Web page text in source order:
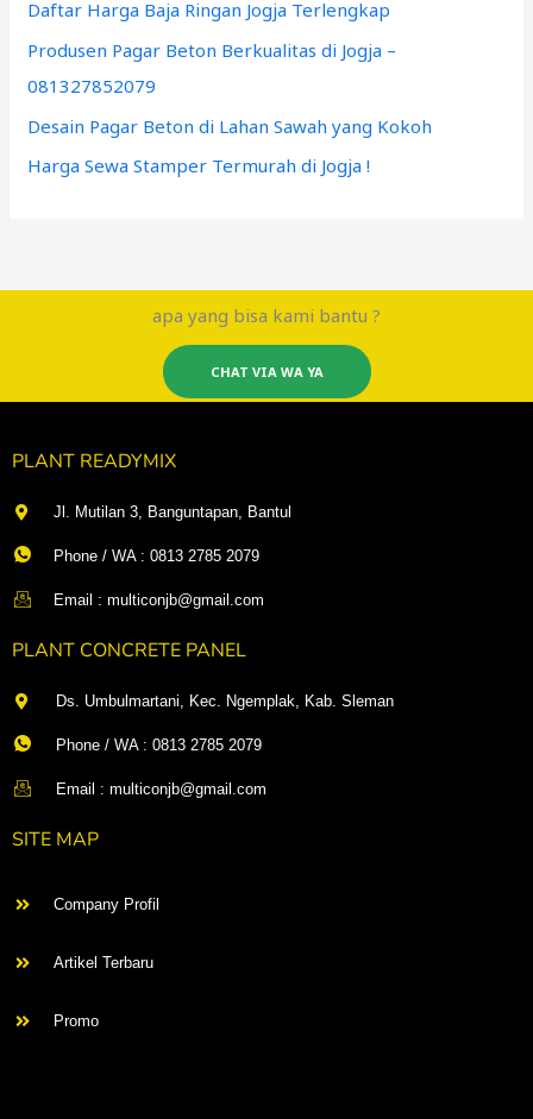
Daftar Harga Baja Ringan Jogja Terlengkap
Produsen Pagar Beton Berkualitas di Jogja –
081327852079
Desain Pagar Beton di Lahan Sawah yang Kokoh
Harga Sewa Stamper Termurah di Jogja !
apa yang bisa kami bantu ?
CHAT VIA WA YA
PLANT READYMIX
Jl. Mutilan 3, Banguntapan, Bantul
Phone / WA : 0813 2785 2079
Email : multiconjb@gmail.com
PLANT CONCRETE PANEL
Ds. Umbulmartani, Kec. Ngemplak, Kab. Sleman
Phone / WA : 0813 2785 2079
Email : multiconjb@gmail.com
SITE MAP
Company Profil
Artikel Terbaru
Promo